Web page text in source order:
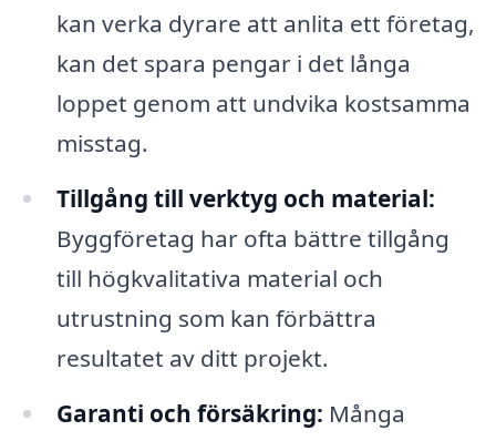
kan verka dyrare att anlita ett företag,
kan det spara pengar i det långa
loppet genom att undvika kostsamma
misstag.
Tillgång till verktyg och material:
Byggföretag har ofta bättre tillgång
till högkvalitativa material och
utrustning som kan förbättra
resultatet av ditt projekt.
Garanti och försäkring: Många